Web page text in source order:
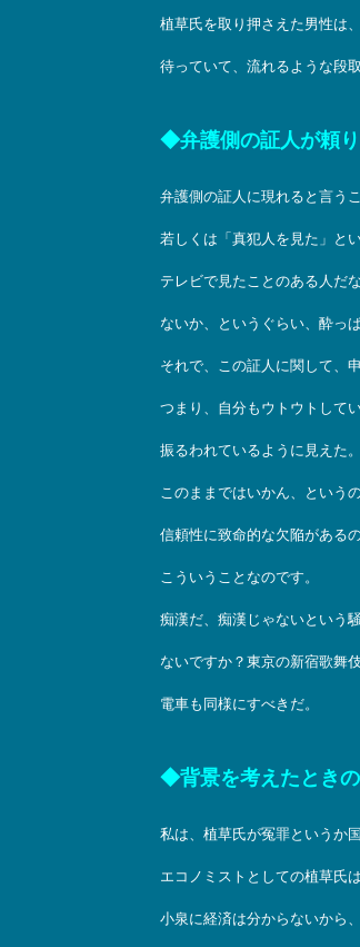
植草氏を取り押さえた男性は
待っていて、流れるような段
◆弁護側の証人が頼り
弁護側の証人に現れると言う
若しくは「真犯人を見た」と
テレビで見たことのある人だ
ないか、というぐらい、酔っ
それで、この証人に関して、
つまり、自分もウトウトして
振るわれているように見えた
このままではいかん、という
信頼性に致命的な欠陥がある
こういうことなのです。
痴漢だ、痴漢じゃないという
ないですか？東京の新宿歌舞
電車も同様にすべきだ。
◆背景を考えたときの
私は、植草氏が冤罪というか
エコノミストとしての植草氏
小泉に経済は分からないから